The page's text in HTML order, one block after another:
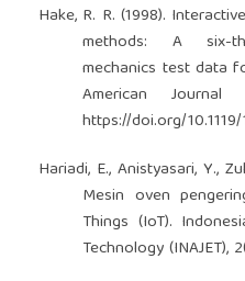
Hake, R. R. (1998).
methods: A six-
mechanics test data
American
https://doi.org/
Hariadi, E., Anistyasari, Y.,
Mesin oven
Things (IoT).
Technology (INAJET),